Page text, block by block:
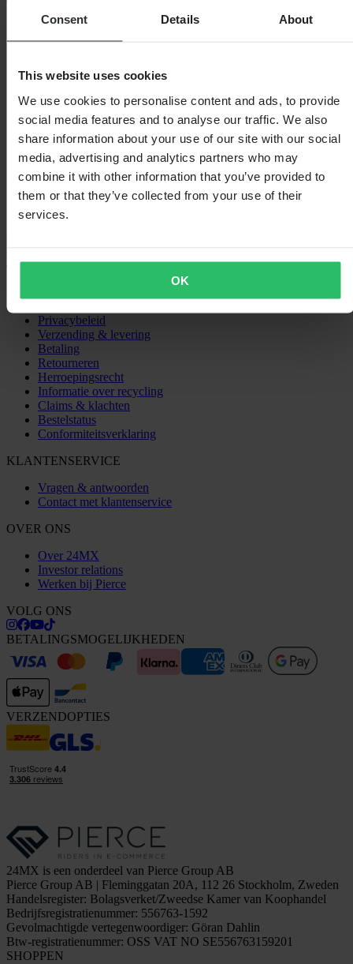
Consent Details About
This website uses cookies
We use cookies to personalise content and ads, to provide
social media features and to analyse our traffic. We also
share information about your use of our site with our social
media, advertising and analytics partners who may
combine it with other information that you’ve provided to
them or that they’ve collected from your use of their
services.
OK
7
1
0
2
0
1
0
Privacybeleid
Verzending & levering
Betaling
Retourneren
Herroepingsrecht
Informatie over recycling
Claims & klachten
Bestelstatus
Conformiteitsverklaring
KLANTENSERVICE
Vragen & antwoorden
Contact met klantenservice
OVER ONS
Over 24MX
Investor relations
Werken bij Pierce
VOLG ONS
BETALINGSMOGELIJKHEDEN
VERZENDOPTIES
24MX is een onderdeel van Pierce Group AB
Pierce Group AB | Fleminggatan 20A, 112 26 Stockholm, Zweden
Handelsregister: Bolagsverket/Zweedse Kamer van Koophandel
Bedrijfsregistratienummer: 556763-1592
Gevolmachtigde vertegenwoordiger: Göran Dahlin
Btw-registratienummer: OSS VAT NO SE556763159201
SHOPPEN